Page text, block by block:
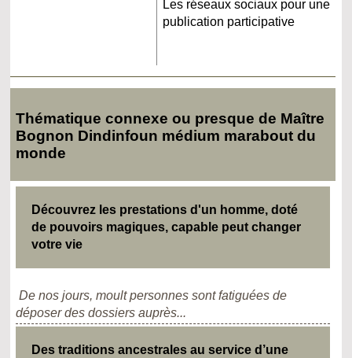
Les réseaux sociaux pour une
publication participative
Thématique connexe ou presque de Maître
Bognon Dindinfoun médium marabout du
monde
Découvrez les prestations d'un homme, doté
de pouvoirs magiques, capable peut changer
votre vie
De nos jours, moult personnes sont fatiguées de
déposer des dossiers auprès...
Des traditions ancestrales au service d’une